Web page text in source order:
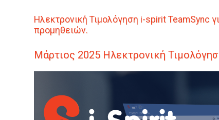
Ηλεκτρονική Τιμολόγηση i-spirit TeamSync
προμηθειών.
Μάρτιος 2025 Ηλεκτρονική